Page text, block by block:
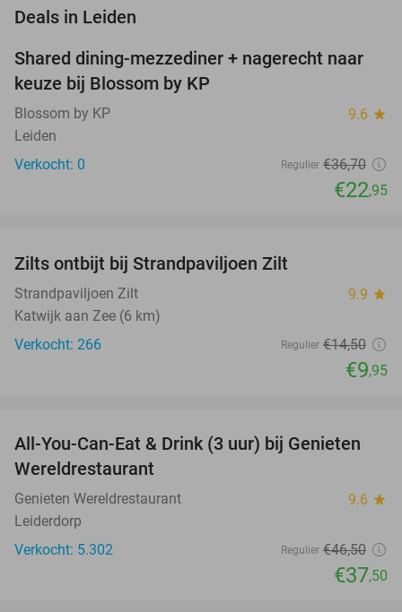
Deals in Leiden
37%
TODAY
Shared dining-mezzediner + nagerecht naar
keuze bij Blossom by KP
Blossom by KP 9.6 star
Leiden
Verkocht: 0
Regulier €36,70
€22,95
Zilts ontbijt bij Strandpaviljoen Zilt
Strandpaviljoen Zilt 9.9 star
Katwijk aan Zee (6 km)
Verkocht: 266
Regulier €14,50
€9,95
19%
All-You-Can-Eat & Drink (3 uur) bij Genieten
Wereldrestaurant
Genieten Wereldrestaurant 9.6 star
Leiderdorp
Verkocht: 5.302
Regulier €46,50
€37,50